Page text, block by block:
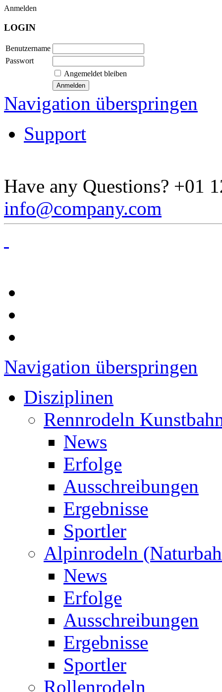
Anmelden
LOGIN
Benutzername
Passwort
Angemeldet bleiben
Navigation überspringen
Support
Have any Questions? +01
info@company.com
Navigation überspringen
Disziplinen
Rennrodeln
News
Erfolge
Ausschreibungen
Ergebnisse
Sportler
Alpinrodeln
News
Erfolge
Ausschreibungen
Ergebnisse
Sportler
Rollenrodeln